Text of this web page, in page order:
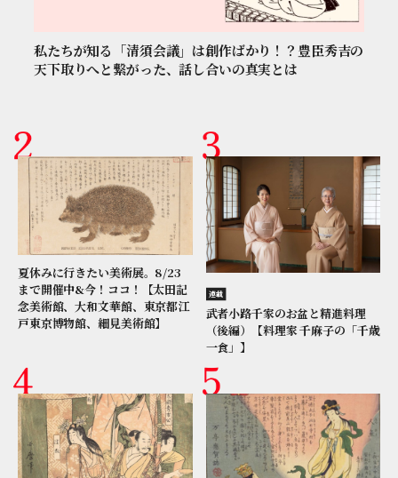
私たちが知る「清須会議」は創作ばかり！？豊臣秀吉の
天下取りへと繋がった、話し合いの真実とは
夏休みに行きたい美術展。8/23
まで開催中&今！ココ！【太田記
念美術館、大和文華館、東京都江
戸東京博物館、細見美術館】
連載
武者小路千家のお盆と精進料理
（後編）【料理家 千麻子の「千歳
一食」】